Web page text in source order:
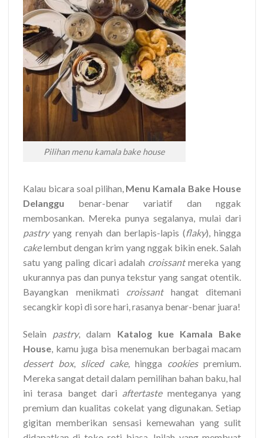
Pilihan menu kamala bake house
Kalau bicara soal pilihan, Menu Kamala Bake House
Delanggu benar-benar variatif dan nggak
membosankan. Mereka punya segalanya, mulai dari
pastryyang renyah dan berlapis-lapis (flaky), hingga
cakelembut dengan krim yang nggak bikin enek. Salah
satu yang paling dicari adalah croissantmereka yang
ukurannya pas dan punya tekstur yang sangat otentik.
Bayangkan menikmati croissanthangat ditemani
secangkir kopi di sore hari, rasanya benar-benar juara!
Selain pastry, dalam Katalog kue Kamala Bake
House , kamu juga bisa menemukan berbagai macam
dessert box, sliced cake, hingga cookiespremium.
Mereka sangat detail dalam pemilihan bahan baku, hal
ini terasa banget dari aftertastementeganya yang
premium dan kualitas cokelat yang digunakan. Setiap
gigitan memberikan sensasi kemewahan yang sulit